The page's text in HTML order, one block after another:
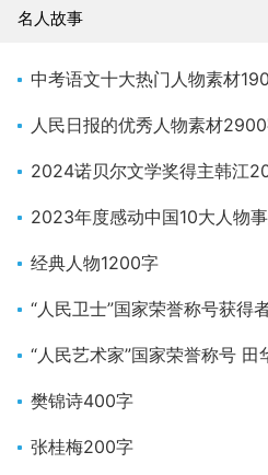
名人故事
中考语文十大热门人物素材
人民日报的优秀人物素材
2024诺贝尔文学奖得主韩江
2023年度感动中国10大人物
经典人物1200字
“人民卫士”国家荣誉称号获得者 巴依卡·凯力迪别
“人民艺术家”国家荣誉称号 田
樊锦诗400字
张桂梅200字